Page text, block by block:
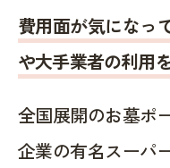
費用面が気になっ
や大手業者の利用
全国展開のお墓ポ
企業の有名スーパ